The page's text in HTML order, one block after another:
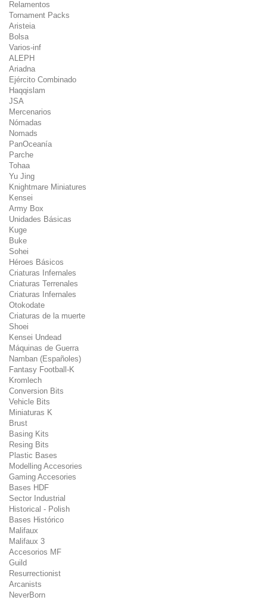
Relamentos
Tornament Packs
Aristeia
Bolsa
Varios-inf
ALEPH
Ariadna
Ejército Combinado
Haqqislam
JSA
Mercenarios
Nómadas
Nomads
PanOceanía
Parche
Tohaa
Yu Jing
Knightmare Miniatures
Kensei
Army Box
Unidades Básicas
Kuge
Buke
Sohei
Héroes Básicos
Criaturas Infernales
Criaturas Terrenales
Criaturas Infernales
Otokodate
Criaturas de la muerte
Shoei
Kensei Undead
Máquinas de Guerra
Namban (Españoles)
Fantasy Football-K
Kromlech
Conversion Bits
Vehicle Bits
Miniaturas K
Brust
Basing Kits
Resing Bits
Plastic Bases
Modelling Accesories
Gaming Accesories
Bases HDF
Sector Industrial
Historical - Polish
Bases Histórico
Malifaux
Malifaux 3
Accesorios MF
Guild
Resurrectionist
Arcanists
NeverBorn